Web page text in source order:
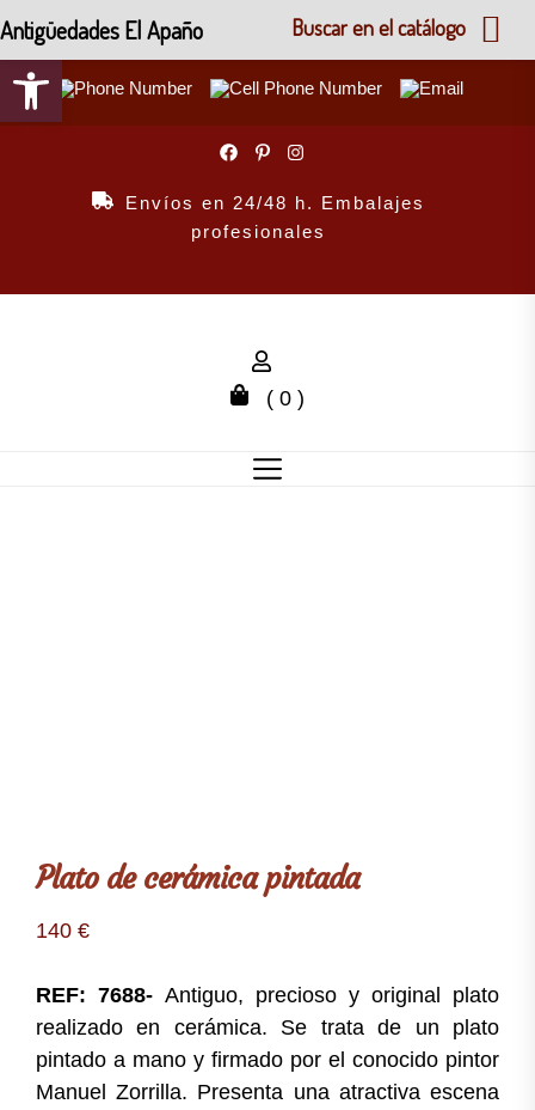
Envíos en 24/48 h. Embalajes
profesionales
( 0 )
Plato de cerámica pintada
140 €
REF: 7688- Antiguo, precioso y original plato
realizado en cerámica. Se trata de un plato
pintado a mano y firmado por el conocido pintor
Manuel Zorrilla. Presenta una atractiva escena
Antigüedades El Apaño Buscar en el catálogo
Abrir barra de herramientas